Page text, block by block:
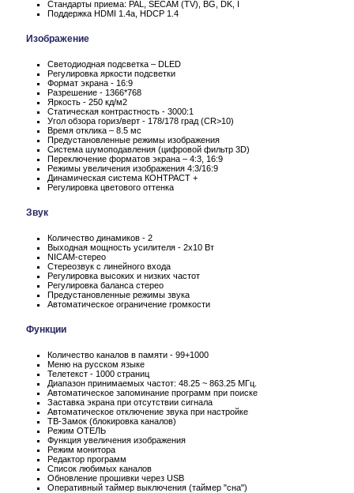
Стандарты приема: PAL, SECAM (TV), BG, DK, I
Поддержка HDMI 1.4a, HDCP 1.4
Изображение
Светодиодная подсветка – DLED
Регулировка яркости подсветки
Формат экрана - 16:9
Разрешение - 1366*768
Яркость - 250 кд/м2
Статическая контрастность - 3000:1
Угол обзора гориз/верт - 178/178 град (CR>10)
Время отклика – 8.5 мс
Предустановленные режимы изображения
Система шумоподавления (цифровой фильтр 3D)
Переключение форматов экрана – 4:3, 16:9
Режимы увеличения изображения 4:3/16:9
Динамическая система КОНТРАСТ +
Регулировка цветового оттенка
Звук
Количество динамиков - 2
Выходная мощность усилителя - 2x10 Вт
NICAM-стерео
Стереозвук с линейного входа
Регулировка высоких и низких частот
Регулировка баланса стерео
Предустановленные режимы звука
Автоматическое ограничение громкости
Функции
Количество каналов в памяти - 99+1000
Меню на русском языке
Телетекст - 1000 страниц
Диапазон принимаемых частот: 48.25 ~ 863.25 МГц.
Автоматическое запоминание программ при поиске
Заставка экрана при отсутствии сигнала
Автоматическое отключение звука при настройке
ТВ-Замок (блокировка каналов)
Режим ОТЕЛЬ
Функция увеличения изображения
Режим монитора
Редактор программ
Список любимых каналов
Обновление прошивки через USB
Оперативный таймер выключения (таймер "сна")